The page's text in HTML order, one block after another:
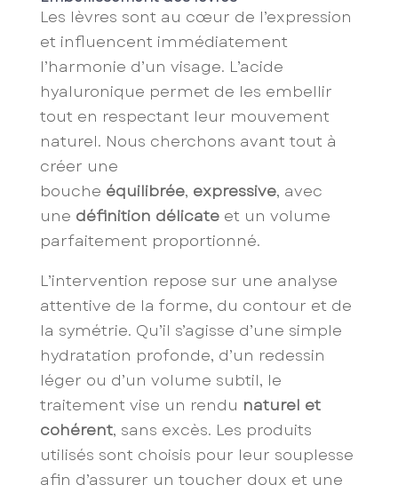
Les lèvres sont au cœur de l’expression
et influencent immédiatement
l’harmonie d’un visage. L’acide
hyaluronique permet de les embellir
tout en respectant leur mouvement
naturel. Nous cherchons avant tout à
créer une
bouche équilibrée, expressive, avec
une définition délicateet un volume
parfaitement proportionné.
L’intervention repose sur une analyse
attentive de la forme, du contour et de
la symétrie. Qu’il s’agisse d’une simple
hydratation profonde, d’un redessin
léger ou d’un volume subtil, le
traitement vise un rendu naturel et
cohérent, sans excès. Les produits
utilisés sont choisis pour leur souplesse
afin d’assurer un toucher doux et une